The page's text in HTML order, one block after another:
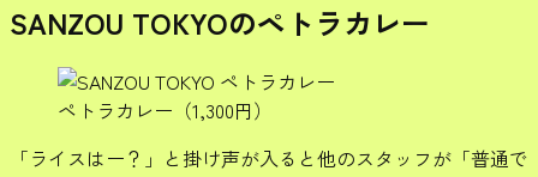
SANZOU TOKYOのペトラカレー
ペトラカレー（1,300円）
「ライスはー？」と掛け声が入ると他のスタッフが「普通で